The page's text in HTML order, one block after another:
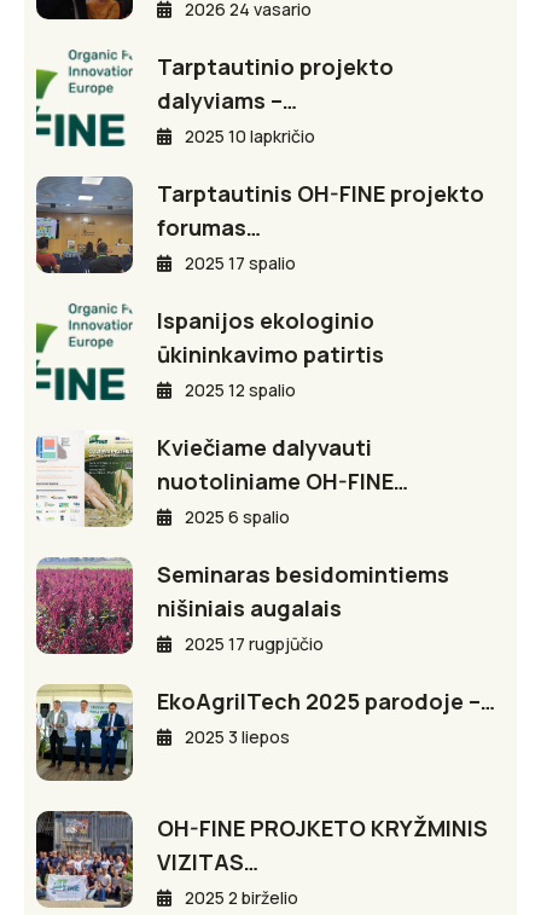
2026 24 vasario
Tarptautinio projekto
dalyviams –…
2025 10 lapkričio
Tarptautinis OH-FINE projekto
forumas…
2025 17 spalio
Ispanijos ekologinio
ūkininkavimo patirtis
2025 12 spalio
Kviečiame dalyvauti
nuotoliniame OH-FINE…
2025 6 spalio
Seminaras besidomintiems
nišiniais augalais
2025 17 rugpjūčio
EkoAgriITech 2025 parodoje –…
2025 3 liepos
OH-FINE PROJKETO KRYŽMINIS
VIZITAS…
2025 2 birželio